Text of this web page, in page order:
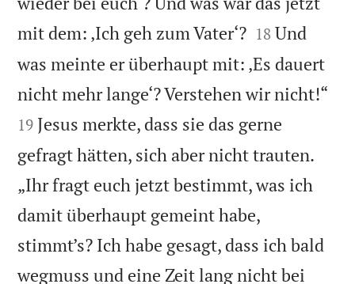
mit dem: ‚Ich geh zum Vater‘?
18 Und
was meinte er überhaupt mit: ‚Es dauert
nicht mehr lange‘? Verstehen wir nicht!“
19 Jesus merkte, dass sie das gerne
gefragt hätten, sich aber nicht trauten.
„Ihr fragt euch jetzt bestimmt, was ich
damit überhaupt gemeint habe,
stimmt’s? Ich habe gesagt, dass ich bald
wegmuss und eine Zeit lang nicht bei